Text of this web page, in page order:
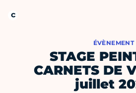
ÉVÈNEMENT
STAGE
CARNETS DE
juillet